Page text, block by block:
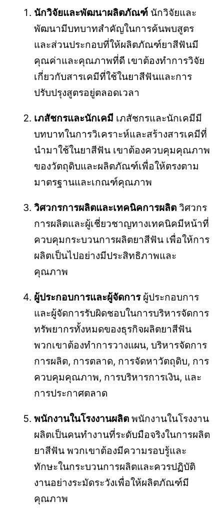
นักวิจัยและพัฒนาผลิตภัณฑ์ นักวิจัยและ
พัฒนามีบทบาทสำคัญในการค้นพบสูตร
และส่วนประกอบที่ให้ผลิตภัณฑ์ยาสีฟันมี
คุณค่าและคุณภาพที่ดี เขาต้องทำการวิจัย
เกี่ยวกับสารเคมีที่ใช้ในยาสีฟันและการ
ปรับปรุงสูตรอยู่ตลอดเวลา
เภสัชกรและนักเคมี เภสัชกรและนักเคมีมี
บทบาทในการวิเคราะห์และสร้างสารเคมีที่
นำมาใช้ในยาสีฟัน เขาต้องควบคุมคุณภาพ
ของวัตถุดิบและผลิตภัณฑ์เพื่อให้ตรงตาม
มาตรฐานและเกณฑ์คุณภาพ
วิศวกรการผลิตและเทคนิคการผลิต วิศวกร
การผลิตและผู้เชี่ยวชาญทางเทคนิคมีหน้าที่
ควบคุมกระบวนการผลิตยาสีฟัน เพื่อให้การ
ผลิตเป็นไปอย่างมีประสิทธิภาพและ
คุณภาพ
ผู้ประกอบการและผู้จัดการผู้ประกอบการ
และผู้จัดการรับผิดชอบในการบริหารจัดการ
ทรัพยากรทั้งหมดของธุรกิจผลิตยาสีฟัน
พวกเขาต้องทำการวางแผน, บริหารจัดการ
การผลิต, การตลาด, การจัดหาวัตถุดิบ, การ
ควบคุมคุณภาพ, การบริหารการเงิน, และ
การประกาศตลาด
พนักงานในโรงงานผลิต พนักงานในโรงงาน
ผลิตเป็นคนทำงานที่ระดับมือจริงในการผลิต
ยาสีฟัน พวกเขาต้องมีความรอบรู้และ
ทักษะในกระบวนการผลิตและควรปฏิบัติ
งานอย่างระมัดระวังเพื่อให้ผลิตภัณฑ์มี
คุณภาพ